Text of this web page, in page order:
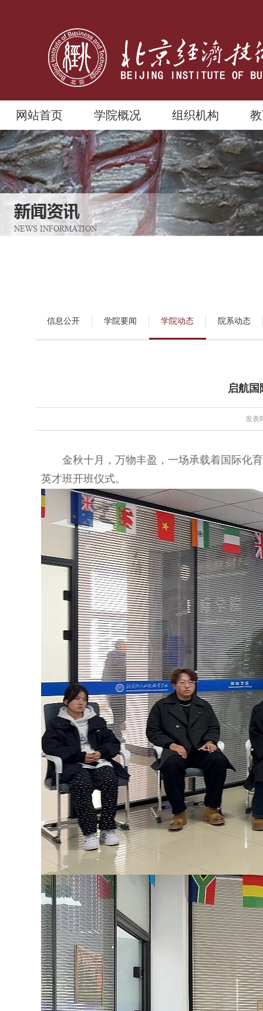
网站首页 学院概况 组织机构
信息公开 学院要闻 学院动态 院系动态
启航国
发表
金秋十月，万物丰盈，一场承载着国际化
英才班开班仪式。